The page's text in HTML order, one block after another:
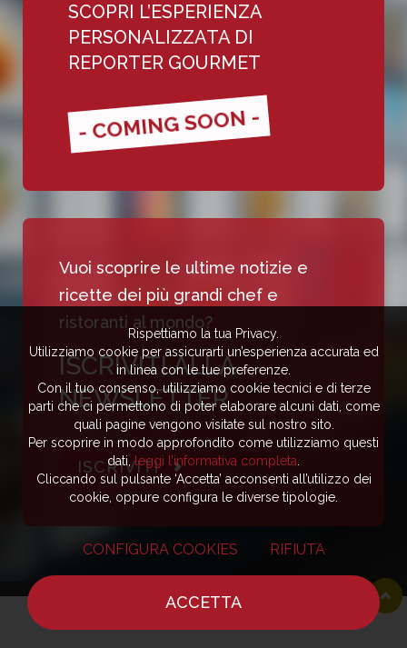
SCOPRI L’ESPERIENZA
PERSONALIZZATA DI
REPORTER GOURMET
- COMING SOON -
Vuoi scoprire le ultime notizie e
ricette dei più grandi chef e
ristoranti al mondo?
ISCRIVITI ALLA
NEWSLETTER
ISCRIVITI
Rispettiamo la tua Privacy.
Utilizziamo cookie per assicurarti un’esperienza accurata ed
in linea con le tue preferenze.
Con il tuo consenso, utilizziamo cookie tecnici e di terze
parti che ci permettono di poter elaborare alcuni dati, come
quali pagine vengono visitate sul nostro sito.
Per scoprire in modo approfondito come utilizziamo questi
dati,leggi l’informativa completa
Cliccando sul pulsante ‘Accetta’ acconsenti all’utilizzo dei
cookie, oppure configura le diverse tipologie.
CONFIGURA COOKIES RIFIUTA
ACCETTA